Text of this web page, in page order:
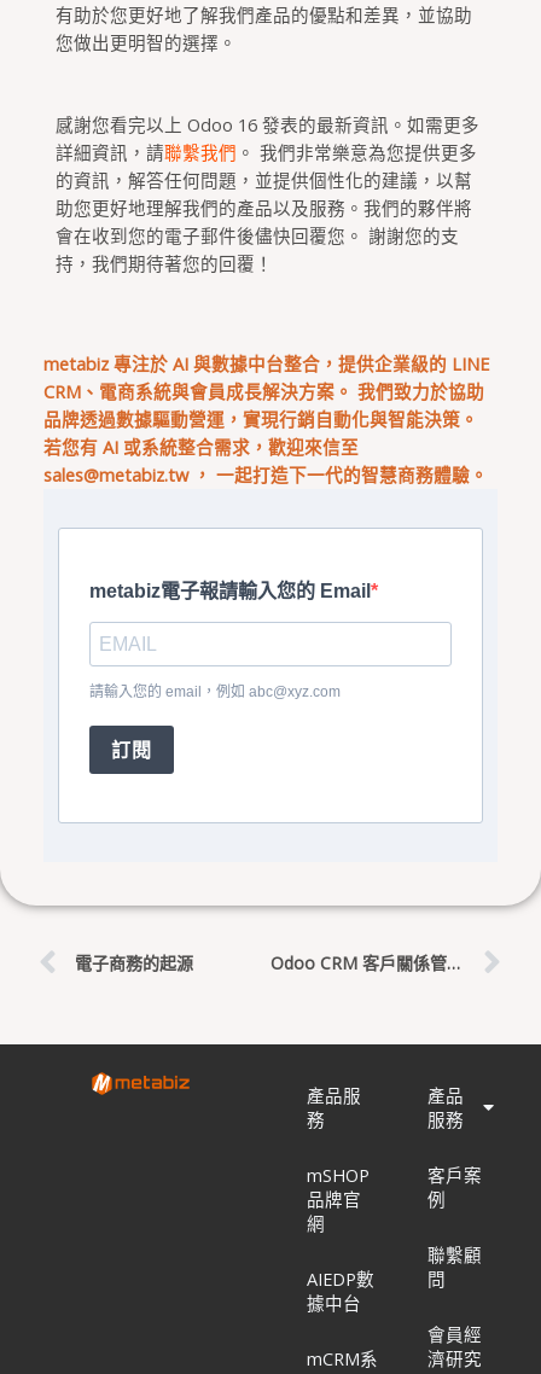
有助於您更好地了解我們產品的優點和差異，並協助
您做出更明智的選擇。
感謝您看完以上 Odoo 16 發表的最新資訊。如需更多
詳細資訊，請聯繫我們 。 我們非常樂意為您提供更多
的資訊，解答任何問題，並提供個性化的建議，以幫
助您更好地理解我們的產品以及服務。我們的夥伴將
會在收到您的電子郵件後儘快回覆您。 謝謝您的支
持，我們期待著您的回覆！
metabiz 專注於 AI 與數據中台整合，提供企業級的 LINE
CRM、電商系統與會員成長解決方案。 我們致力於協助
品牌透過數據驅動營運，實現行銷自動化與智能決策。
若您有 AI 或系統整合需求，歡迎來信至
sales@metabiz.tw， 一起打造下一代的智慧商務體驗。
metabiz電子報請輸入您的 Email
請輸入您的 email，例如 abc@xyz.com
訂閱
電子商務的起源 Odoo CRM 客戶關係管理系統
產品服
務
mSHOP
品牌官
網
AIEDP數
據中台
mCRM系
產品
服務
客戶案
例
聯繫顧
問
會員經
濟研究